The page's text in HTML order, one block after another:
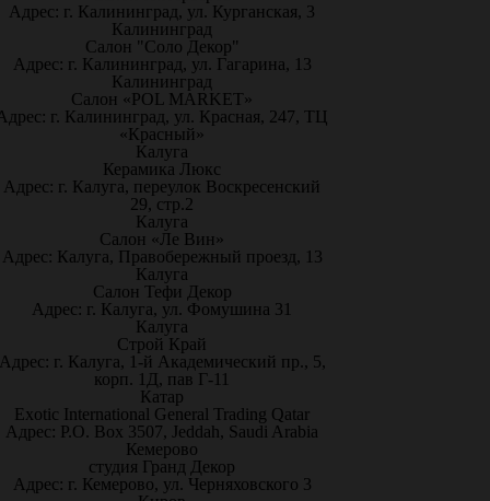
Адрес: г. Калининград, ул. Курганская, 3
Калининград
Салон "Соло Декор"
Адрес: г. Калининград, ул. Гагарина, 13
Калининград
Салон «POL MARKET»
г. Калининград, ул. Красная, 247, ТЦ
«Красный»
Калуга
Керамика Люкс
Адрес: г. Калуга, переулок Воскресенский
29, стр.2
Калуга
Салон «Ле Вин»
Адрес: Калуга, Правобережный проезд, 13
Калуга
Салон Тефи Декор
Адрес: г. Калуга, ул. Фомушина 31
Калуга
Строй Край
г. Калуга, 1-й Академический пр., 5,
корп. 1Д, пав Г-11
Катар
Exotic International General Trading Qatar
Адрес: P.O. Box 3507, Jeddah, Saudi Arabia
Кемерово
студия Гранд Декор
Адрес: г. Кемерово, ул. Черняховского 3